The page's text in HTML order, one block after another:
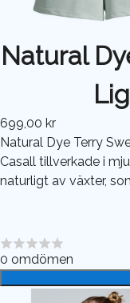
Natural
699,00 kr
Natural Dye Terry
Casall tillverkade i
naturligt av växter,
0 omdömen